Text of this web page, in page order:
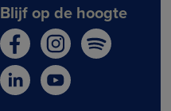
Blijf op de hoogte